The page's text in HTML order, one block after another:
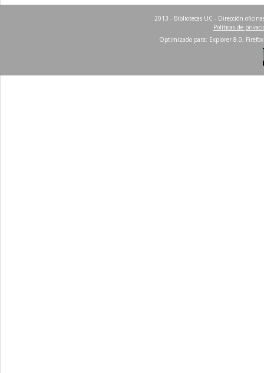
2013 - Bibliotecas UC - Dirección
Políticas de
Optimizado para: Explorer 8.0,